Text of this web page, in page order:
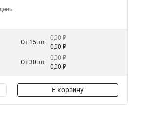
От 15 шт:
0,00 ₽
0,00 ₽
От 30 шт:
0,00 ₽
0,00 ₽
В корзину